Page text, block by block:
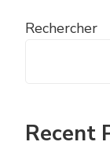
Rechercher
Recent